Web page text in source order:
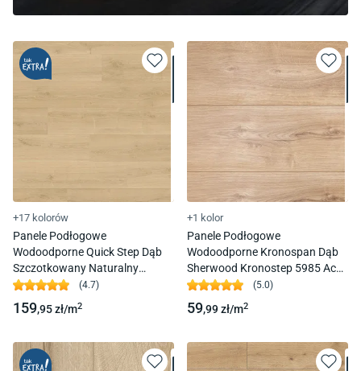
+17 kolorów
Panele Podłogowe
Wodoodporne Quick Step Dąb
Szczotkowany Naturalny
Capture Sig4763 Ac4 9 Mm 4V-
Fuga
(4.7)
159,95zł/m2
+1 kolor
Panele Podłogowe
Wodoodporne Kronospan Dąb
Sherwood Kronostep 5985 Ac5
8Mm
(5.0)
59,99zł/m2